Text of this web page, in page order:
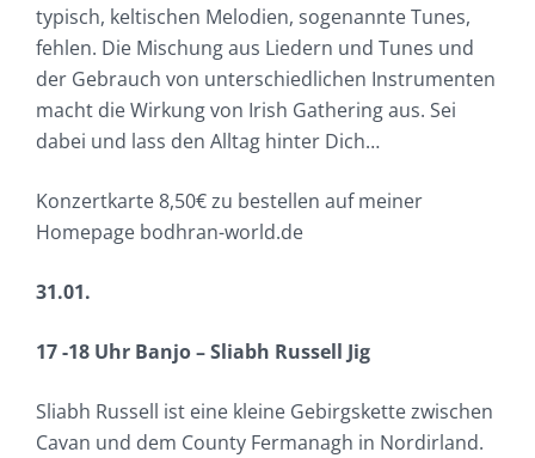
typisch, keltischen Melodien, sogenannte Tunes,
fehlen. Die Mischung aus Liedern und Tunes und
der Gebrauch von unterschiedlichen Instrumenten
macht die Wirkung von Irish Gathering aus. Sei
dabei und lass den Alltag hinter Dich…
Konzertkarte 8,50€ zu bestellen auf meiner
Homepage bodhran-world.de
31.01.
17 -18 Uhr Banjo – Sliabh Russell Jig
Sliabh Russell ist eine kleine Gebirgskette zwischen
Cavan und dem County Fermanagh in Nordirland.